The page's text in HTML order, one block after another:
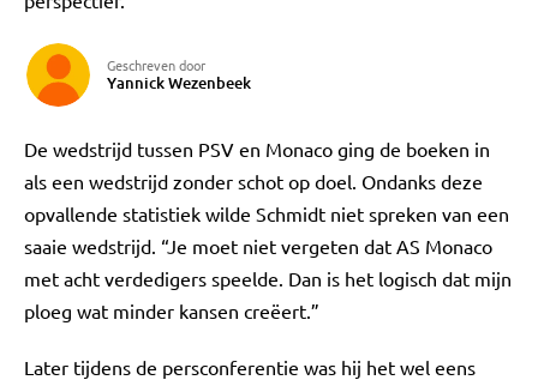
Geschreven door
Yannick Wezenbeek
De wedstrijd tussen PSV en Monaco ging de boeken in
als een wedstrijd zonder schot op doel. Ondanks deze
opvallende statistiek wilde Schmidt niet spreken van een
saaie wedstrijd. “Je moet niet vergeten dat AS Monaco
met acht verdedigers speelde. Dan is het logisch dat mijn
ploeg wat minder kansen creëert.”
Later tijdens de persconferentie was hij het wel eens